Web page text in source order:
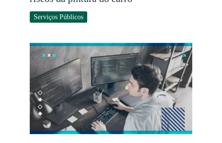
Serviços Públicos